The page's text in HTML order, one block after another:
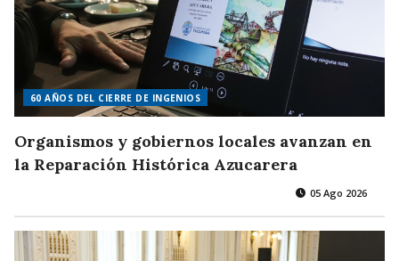
60 AÑOS DEL CIERRE DE INGENIOS
Organismos y gobiernos locales avanzan en
la Reparación Histórica Azucarera
05 Ago 2026